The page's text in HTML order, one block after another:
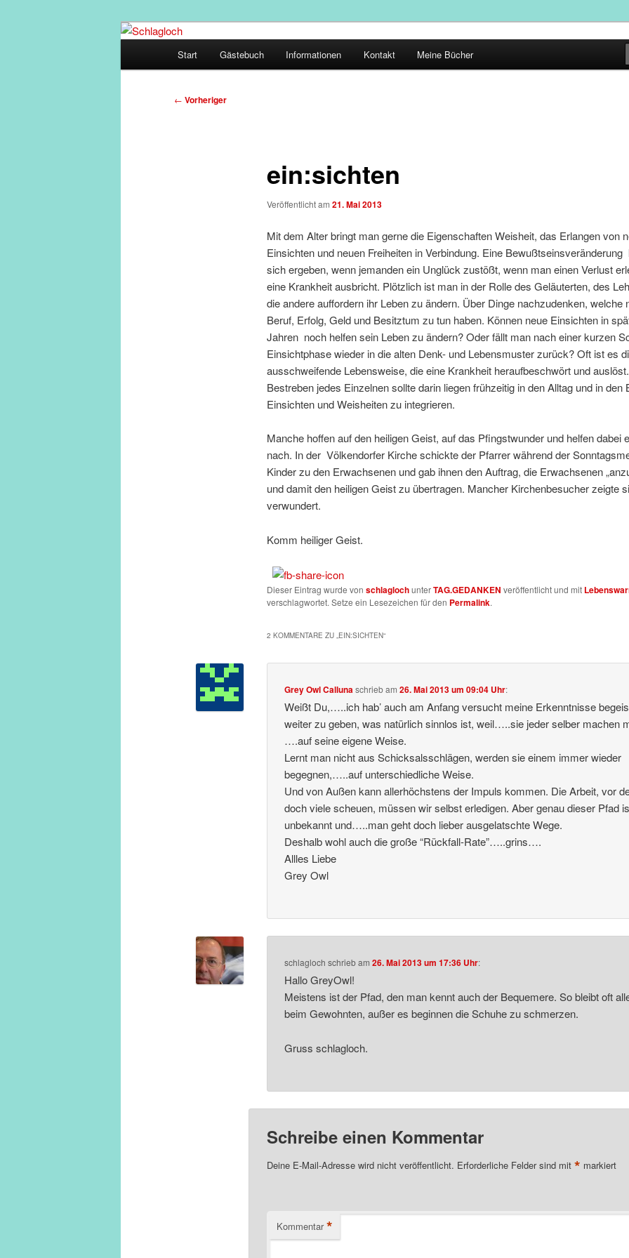
Schlagloch
supersberger taggedanken
Start Gästebuch Informationen Kontakt Meine Bücher
Beitragsnavigation
← Vorheriger
ein:sichten
Veröffentlicht am 21. Mai 2013
Mit dem Alter bringt man gerne die Eigenschaften Weisheit, das Erlangen von
Einsichten und neuen Freiheiten in Verbindung. Eine Bewußtseinsveränderung
sich ergeben, wenn jemanden ein Unglück zustößt, wenn man einen Verlust
eine Krankheit ausbricht. Plötzlich ist man in der Rolle des Geläuterten, des
die andere auffordern ihr Leben zu ändern. Über Dinge nachzudenken, welche
Beruf, Erfolg, Geld und Besitztum zu tun haben. Können neue Einsichten in
Jahren noch helfen sein Leben zu ändern? Oder fällt man nach einer kurzen
Einsichtphase wieder in die alten Denk- und Lebensmuster zurück? Oft ist es
ausschweifende Lebensweise, die eine Krankheit heraufbeschwört und
Bestreben jedes Einzelnen sollte darin liegen frühzeitig in den Alltag und in den
Einsichten und Weisheiten zu integrieren.
Manche hoffen auf den heiligen Geist, auf das Pfingstwunder und helfen dabei
nach. In der Völkendorfer Kirche schickte der Pfarrer während der
Kinder zu den Erwachsenen und gab ihnen den Auftrag, die Erwachsenen
und damit den heiligen Geist zu übertragen. Mancher Kirchenbesucher zeigte
verwundert.
Komm heiliger Geist.
Dieser Eintrag wurde von schlaglochunterTAG.GEDANKEN veröffentlicht und mit
verschlagwortet. Setze ein Lesezeichen für den Permalink.
2 KOMMENTARE ZU „ EIN:SICHTEN“
Grey Owl Callunaschriebam26. Mai 2013 um 09:04 Uhr:
Weißt Du,…..ich hab’ auch am Anfang versucht meine Erkenntnisse
weiter zu geben, was natürlich sinnlos ist, weil…..sie jeder selber machen
….auf seine eigene Weise.
Lernt man nicht aus Schicksalsschlägen, werden sie einem immer wieder
begegnen,…..auf unterschiedliche Weise.
Und von Außen kann allerhöchstens der Impuls kommen. Die Arbeit, vor
doch viele scheuen, müssen wir selbst erledigen. Aber genau dieser Pfad
unbekannt und…..man geht doch lieber ausgelatschte Wege.
Deshalb wohl auch die große “Rückfall-Rate”…..grins….
Allles Liebe
Grey Owl
schlagloch schriebam26. Mai 2013 um 17:36 Uhr:
Hallo GreyOwl!
Meistens ist der Pfad, den man kennt auch der Bequemere. So bleibt oft
beim Gewohnten, außer es beginnen die Schuhe zu schmerzen.
Gruss schlagloch.
Schreibe einen Kommentar
Deine E-Mail-Adresse wird nicht veröffentlicht. Erforderliche Felder sind mit * markiert
Kommentar *